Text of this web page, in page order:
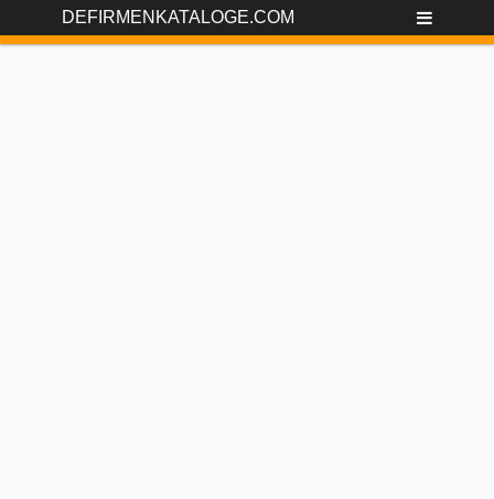
DEFIRMENKATALOGE.COM